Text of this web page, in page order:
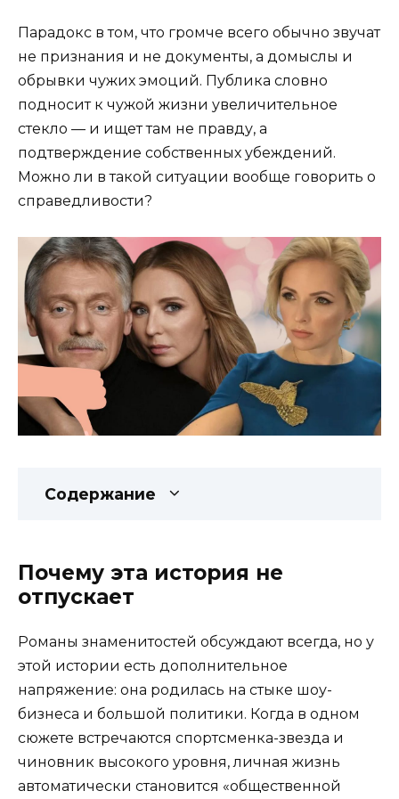
Парадокс в том, что громче всего обычно звучат
не признания и не документы, а домыслы и
обрывки чужих эмоций. Публика словно
подносит к чужой жизни увеличительное
стекло — и ищет там не правду, а
подтверждение собственных убеждений.
Можно ли в такой ситуации вообще говорить о
справедливости?
Содержание
Почему эта история не
отпускает
Романы знаменитостей обсуждают всегда, но у
этой истории есть дополнительное
напряжение: она родилась на стыке шоу-
бизнеса и большой политики. Когда в одном
сюжете встречаются спортсменка-звезда и
чиновник высокого уровня, личная жизнь
автоматически становится «общественной